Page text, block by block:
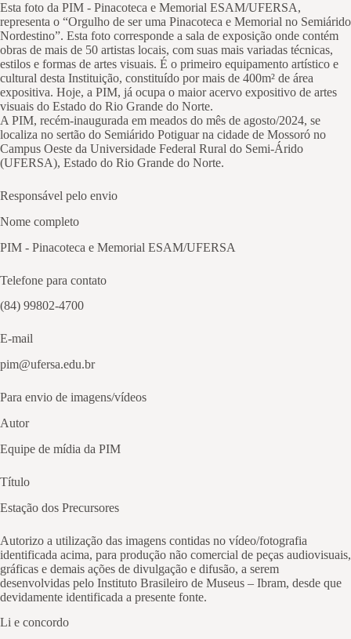
Esta foto da PIM - Pinacoteca e Memorial ESAM/UFERSA,
representa o “Orgulho de ser uma Pinacoteca e Memorial no Semiárido
Nordestino”. Esta foto corresponde a sala de exposição onde contém
obras de mais de 50 artistas locais, com suas mais variadas técnicas,
estilos e formas de artes visuais. É o primeiro equipamento artístico e
cultural desta Instituição, constituído por mais de 400m² de área
expositiva. Hoje, a PIM, já ocupa o maior acervo expositivo de artes
visuais do Estado do Rio Grande do Norte.
A PIM, recém-inaugurada em meados do mês de agosto/2024, se
localiza no sertão do Semiárido Potiguar na cidade de Mossoró no
Campus Oeste da Universidade Federal Rural do Semi-Árido
(UFERSA), Estado do Rio Grande do Norte.
Responsável pelo envio
Nome completo
PIM - Pinacoteca e Memorial ESAM/UFERSA
Telefone para contato
(84) 99802-4700
E-mail
pim@ufersa.edu.br
Para envio de imagens/vídeos
Autor
Equipe de mídia da PIM
Título
Estação dos Precursores
Autorizo a utilização das imagens contidas no vídeo/fotografia
identificada acima, para produção não comercial de peças audiovisuais,
gráficas e demais ações de divulgação e difusão, a serem
desenvolvidas pelo Instituto Brasileiro de Museus – Ibram, desde que
devidamente identificada a presente fonte.
Li e concordo